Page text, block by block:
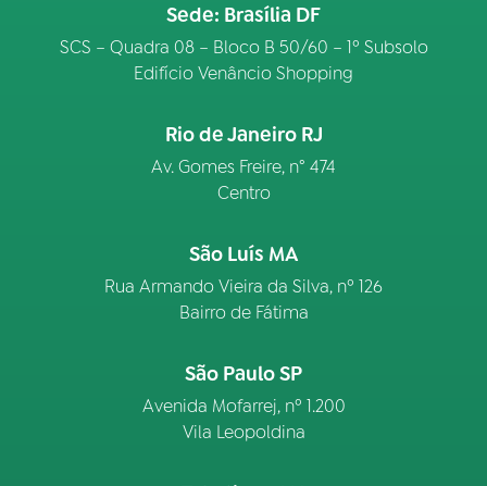
Sede: Brasília DF
SCS – Quadra 08 – Bloco B 50/60 – 1º Subsolo
Edifício Venâncio Shopping
Rio de Janeiro RJ
Av. Gomes Freire, n° 474
Centro
São Luís MA
Rua Armando Vieira da Silva, nº 126
Bairro de Fátima
São Paulo SP
Avenida Mofarrej, nº 1.200
Vila Leopoldina